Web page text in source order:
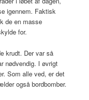
igennem. Faktisk
de en masse
for.
krudt. Der var så
nødvendig. I øvrigt
Som alle ved, er det
også bordbomber.